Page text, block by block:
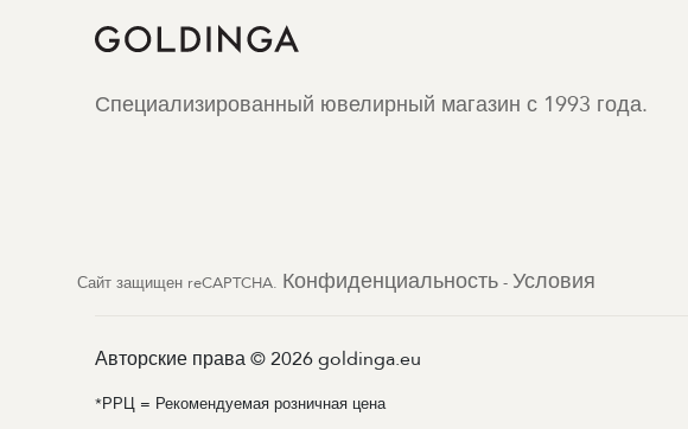
Специализированный ювелирный магазин с 1993 года.
Сайт защищен reCAPTCHA. Конфиденциальность - Условия
Авторские права © 2026 goldinga.eu
*РРЦ = Рекомендуемая розничная цена